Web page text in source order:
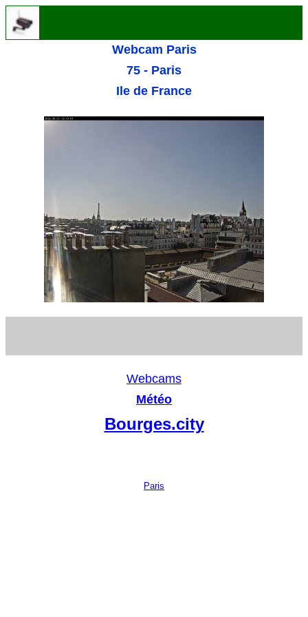
Webcam Paris
75 - Paris
Ile de France
Webcams
Météo
Bourges.city
Paris